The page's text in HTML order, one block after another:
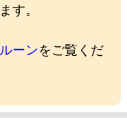
す。
ーンをご覧くだ